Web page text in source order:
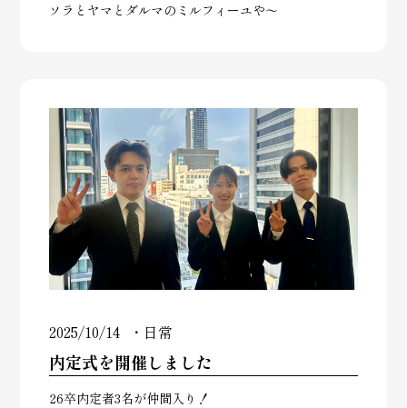
ソラとヤマとダルマのミルフィーユや～
2025/10/14 日常
内定式を開催しました
26卒内定者3名が仲間入り！